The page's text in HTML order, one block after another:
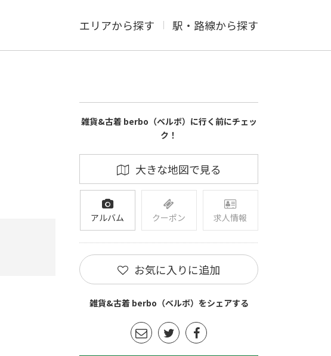
エリアから探す 駅・路線から探す
雑貨&古着 berbo（ベルボ）に行く前にチェッ
ク！
大きな地図で見る
アルバム クーポン 求人情報
お気に入りに追加
雑貨&古着 berbo（ベルボ）をシェアする